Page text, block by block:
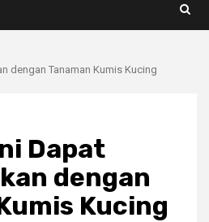
dengan Tanaman Kumis Kucing
Dapat
dengan
Kucing